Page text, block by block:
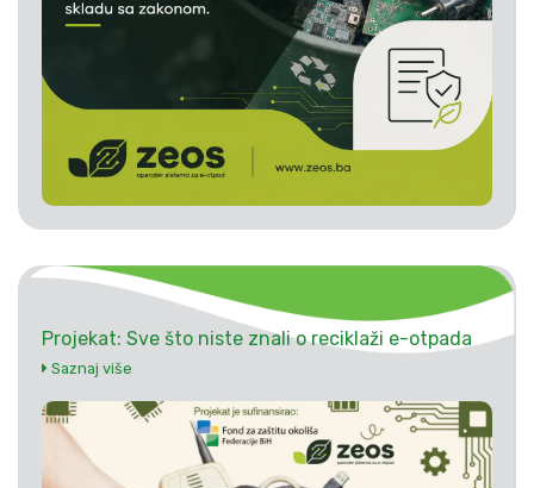
Projekat: Sve što niste znali o reciklaži e-otpada
Saznaj više